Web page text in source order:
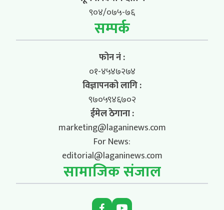
९०४/०७५-७६
सम्पर्क
फोन नं :
०१-४५४७२७४
विज्ञापनको लागि :
९७०५९४६७०२
ईमेल ठेगाना :
marketing@laganinews.com
For News:
editorial@laganinews.com
सामाजिक संजाल